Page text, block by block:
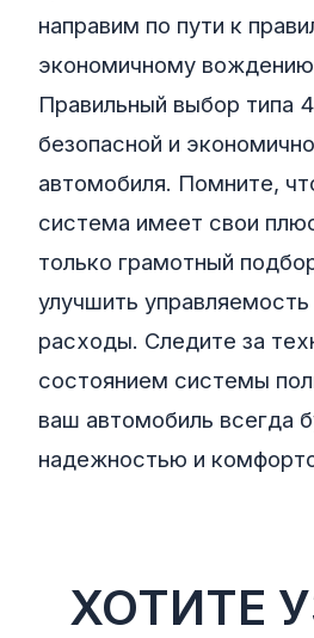
направим по пути к
экономичному
Правильный выбор типа
безопасной и
автомобиля. Помните,
система имеет свои
только грамотный
улучшить управляемость
расходы. Следите за
состоянием системы
ваш автомобиль всегда
надежностью и
ХОТИТЕ